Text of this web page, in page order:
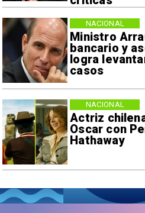
Ministro
bancario y
logra
casos
NACIONAL
Actriz
Oscar con
Hathaway
NACIONAL